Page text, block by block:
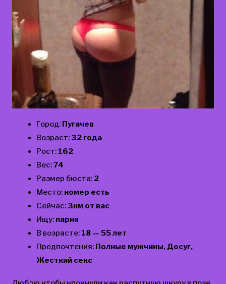
Город: Пугачев
Возраст: 32 года
Рост: 162
Вес:74
Размер бюста: 2
Место: номер есть
Сейчас: 3км от вас
Ищу: парня
В возрасте: 18 — 55 лет
Предпочтения: Полные мужчины, Досуг,
Жесткий секс